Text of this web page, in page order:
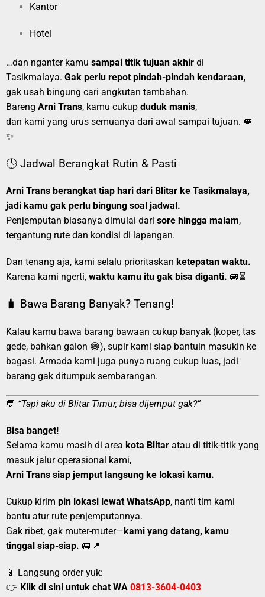
Kantor
Hotel
…dan nganter kamu sampai titik tujuan akhir di
Tasikmalaya. Gak perlu repot pindah-pindah kendaraan,
gak usah bingung cari angkutan tambahan.
Bareng Arni Trans, kamu cukup duduk manis,
dan kami yang urus semuanya dari awal sampai tujuan. 🚐
✨
🕓 Jadwal Berangkat Rutin & Pasti
Arni Trans berangkat tiap hari dari Blitar ke Tasikmalaya,
jadi kamu gak perlu bingung soal jadwal.
Penjemputan biasanya dimulai dari sore hingga malam,
tergantung rute dan kondisi di lapangan.
Dan tenang aja, kami selalu prioritaskan ketepatan waktu.
Karena kami ngerti, waktu kamu itu gak bisa diganti. 🚐⏳
🧳 Bawa Barang Banyak? Tenang!
Kalau kamu bawa barang bawaan cukup banyak (koper, tas
gede, bahkan galon 😁), supir kami siap bantuin masukin ke
bagasi. Armada kami juga punya ruang cukup luas, jadi
barang gak ditumpuk sembarangan.
💬 “Tapi aku di Blitar Timur, bisa dijemput gak?”
Bisa banget!
Selama kamu masih di area kota Blitar atau di titik-titik yang
masuk jalur operasional kami,
Arni Trans siap jemput langsung ke lokasi kamu.
Cukup kirim pin lokasi lewat WhatsApp, nanti tim kami
bantu atur rute penjemputannya.
Gak ribet, gak muter-muter—kami yang datang, kamu
tinggal siap-siap. 🚐📍
📱 Langsung order yuk:
👉 Klik di sini untuk chat WA 0813-3604-0403